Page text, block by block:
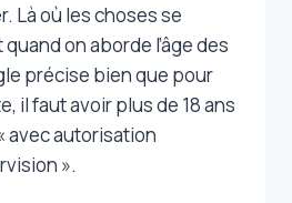
Là où les choses se
on aborde l’âge des
précise bien que pour
il faut avoir plus de 18 ans
avec autorisation
».